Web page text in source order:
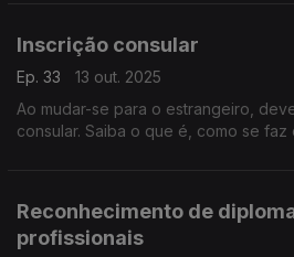
Inscrição consular
Ep. 33
13 out. 2025
Ao mudar-se para o estrangeiro,
consular. Saiba o que é, como se
Reconhecimento de
profissionais